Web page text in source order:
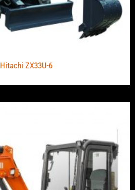
Hitachi ZX33U-6